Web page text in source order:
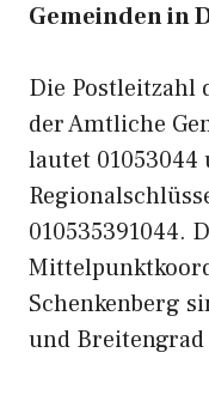
Gemeinden in
Die Postleitzahl
der Amtliche
lautet
010535391044.
Schenkenberg
und Breitengrad